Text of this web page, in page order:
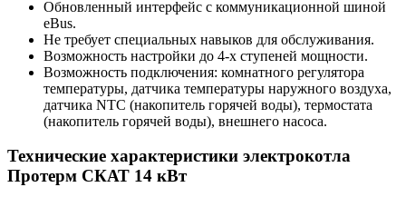
Обновленный интерфейс с коммуникационной шиной
eBus.
Не требует специальных навыков для обслуживания.
Возможность настройки до 4-х ступеней мощности.
Возможность подключения: комнатного регулятора
температуры, датчика температуры наружного воздуха,
датчика NTC (накопитель горячей воды), термостата
(накопитель горячей воды), внешнего насоса.
Технические характеристики электрокотла
Протерм СКАТ 14 кВт